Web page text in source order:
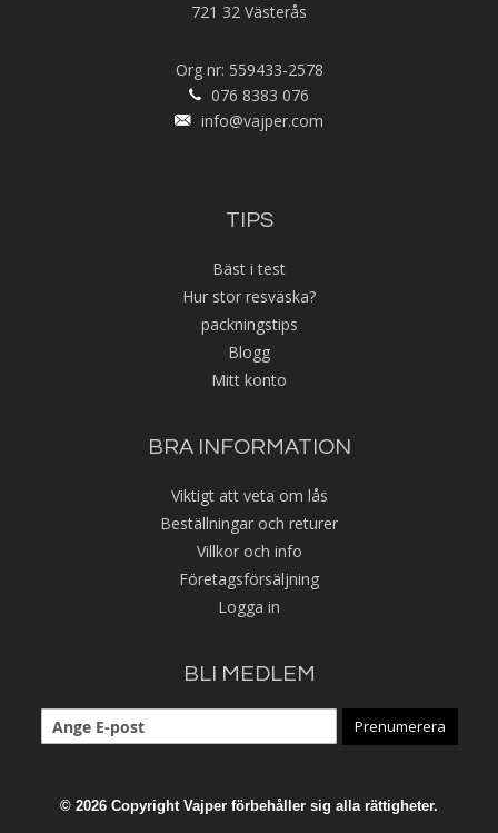
721 32 Västerås
Org nr: 559433-2578
076 8383 076
info@vajper.com
TIPS
Bäst i test
Hur stor resväska?
packningstips
Blogg
Mitt konto
BRA INFORMATION
Viktigt att veta om lås
Beställningar och returer
Villkor och info
Företagsförsäljning
Logga in
BLI MEDLEM
Prenumerera
© 2026 Copyright Vajper förbehåller sig alla rättigheter.